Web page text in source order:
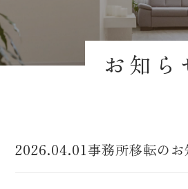
お知ら
2026.04.01事務所移転のお